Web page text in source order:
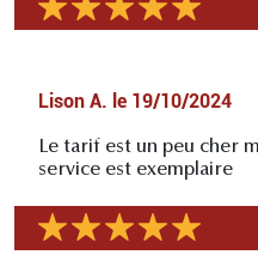
Lison A. le 19/10/2024
Le tarif est un peu cher
service est exemplaire